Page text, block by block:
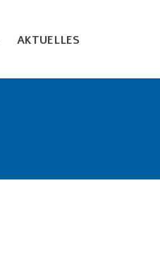
AKTUELLES